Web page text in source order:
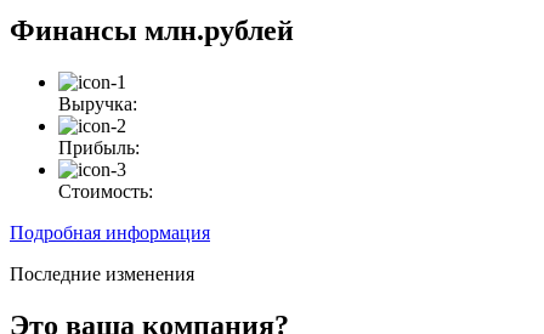
Финансы млн.рублей
Выручка:
Прибыль:
Стоимость:
Подробная информация
Последние изменения
Это ваша компания?